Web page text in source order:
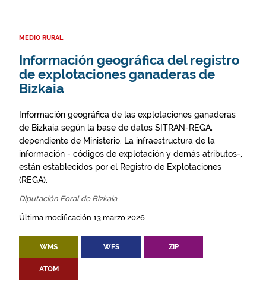
MEDIO RURAL
Información geográfica del registro
de explotaciones ganaderas de
Bizkaia
Información geográfica de las explotaciones ganaderas
de Bizkaia según la base de datos SITRAN-REGA,
dependiente de Ministerio. La infraestructura de la
información - códigos de explotación y demás atributos-,
están establecidos por el Registro de Explotaciones
(REGA).
Diputación Foral de Bizkaia
Última modificación 13 marzo 2026
WMS WFS ZIP
ATOM